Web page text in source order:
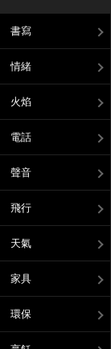
書寫
情緒
火焰
電話
聲音
飛行
天氣
家具
環保